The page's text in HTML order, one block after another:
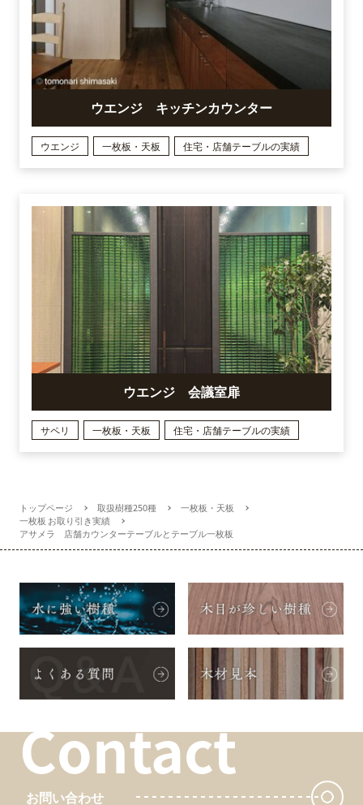
ウエンジ キッチンカウンター
ウエンジ 一枚板・天板 住宅・店舗テーブルの実績
ウエンジ 会議室扉
サペリ 一枚板・天板 住宅・店舗テーブルの実績
トップページ 取扱樹種250種
一枚板・天板
一枚板 お取り引き実績
アサメラ 店舗カウンターテーブルとテーブル一枚板
Contact
お問い合わせ